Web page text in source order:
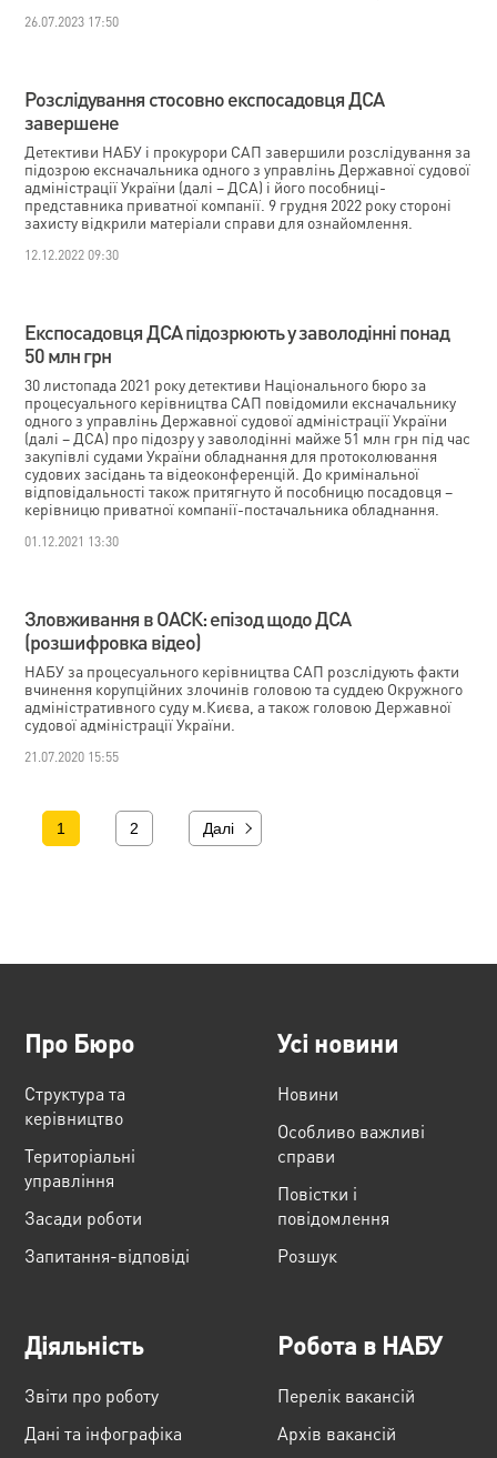
26.07.2023 17:50
Розслідування стосовно експосадовця ДСА
завершене
Детективи НАБУ і прокурори САП завершили розслідування за
підозрою ексначальника одного з управлінь Державної судової
адміністрації України (далі – ДСА) і його пособниці-
представника приватної компанії. 9 грудня 2022 року стороні
захисту відкрили матеріали справи для ознайомлення.
12.12.2022 09:30
Експосадовця ДСА підозрюють у заволодінні понад
50 млн грн
30 листопада 2021 року детективи Національного бюро за
процесуального керівництва САП повідомили ексначальнику
одного з управлінь Державної судової адміністрації України
(далі – ДСА) про підозру у заволодінні майже 51 млн грн під час
закупівлі судами України обладнання для протоколювання
судових засідань та відеоконференцій. До кримінальної
відповідальності також притягнуто й пособницю посадовця –
керівницю приватної компанії-постачальника обладнання.
01.12.2021 13:30
Зловживання в ОАСК: епізод щодо ДСА
(розшифровка відео)
НАБУ за процесуального керівництва САП розслідують факти
вчинення корупційних злочинів головою та суддею Окружного
адміністративного суду м.Києва, а також головою Державної
судової адміністрації України.
21.07.2020 15:55
1 2 Далі
Про Бюро
Структура та
керівництво
Територіальні
управління
Засади роботи
Запитання-відповіді
Усі новини
Новини
Особливо важливі
справи
Повістки і
повідомлення
Розшук
Діяльність
Звіти про роботу
Дані та інфографіка
Робота в НАБУ
Перелік вакансій
Архів вакансій